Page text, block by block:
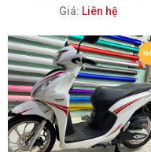
Giá: Liên hệ